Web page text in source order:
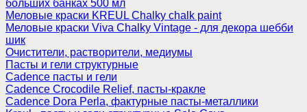
больших банках 500 мл
Меловые краски KREUL Chalky chalk paint
Меловые краски Viva Chalky Vintage - для декора шебби
шик
Очистители, растворители, медиумы
Пасты и гели структурные
Cadence пасты и гели
Cadence Crocodile Relief, пасты-кракле
Cadence Dora Perla, фактурные пасты-металлики